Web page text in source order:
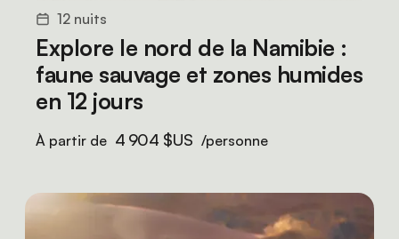
12 nuits
Explore le nord de la Namibie :
faune sauvage et zones humides
en 12 jours
À partir de 4 904 $US /personne